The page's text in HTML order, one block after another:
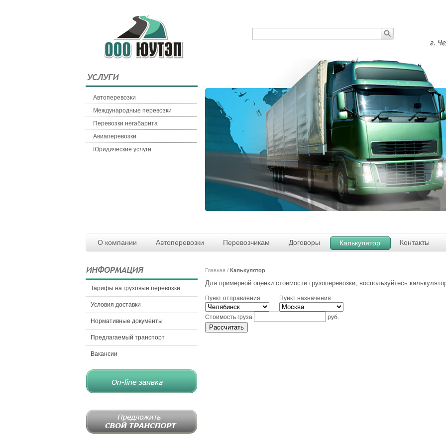
Автоперевозки
Международные перевозки
Перевозки негабарита
Авиаперевозки
Юридические услуги
О компании Автоперевозки Перевозчикам Договоры Калькулятор Контакты
Тарифы на грузовые перевозки
Условия доставки
Нормативные документы
Предлагаемый транспорт
Вакансии
Главная / Калькулятор
Для примерной оценки стоимости грузоперевозки, воспользуйтесь
Пункт отправления Пункт назначения
Стоимость груза руб.